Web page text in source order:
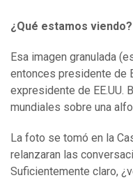
¿Qué estamos viendo?
Esa imagen granulada
entonces presidente de
expresidente de EE.UU.
mundiales sobre una
La foto se tomó en la
relanzaran las
Suficientemente claro,